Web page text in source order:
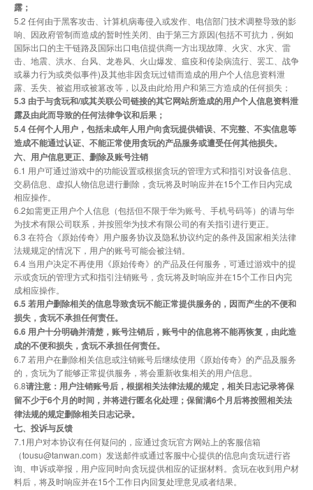
露；
5.2 任何由于黑客攻击、计算机病毒侵入或发作、电信部门技术调整导致的影
响、因政府管制而造成的暂时性关闭、由于第三方原因(包括不可抗力，例如
国际出口的主干链路及国际出口电信提供商一方出现故障、火灾、水灾、雷
击、地震、洪水、台风、龙卷风、火山爆发、瘟疫和传染病流行、罢工、战争
或暴力行为或类似事件)及其他非因贪玩过错而造成的用户个人信息资料泄
露、丢失、被盗用或被篡改等，以及由此给用户和第三方造成的任何损失；
5.3 由于与贪玩和/或其关联公司链接的其它网站所造成的用户个人信息资料泄
露及由此而导致的任何法律争议和后果；
5.4 任何个人用户，包括未成年人用户向贪玩提供错误、不完整、不实信息等
造成不能通过认证、不能正常使用贪玩的产品服务或遭受任何其他损失。
六、用户信息更正、删除及账号注销
6.1 用户可通过游戏中的功能设置或根据贪玩的管理方式和指引对设备信息、
交易信息、虚拟人物信息进行删除，贪玩将及时响应并在15个工作日内完成
相应操作。
6.2如需更正用户个人信息（包括但不限于华为账号、手机号码等）的请与华
为技术有限公司联系，并按照华为技术有限公司的有关指引进行更正。
6.3 在符合《原始传奇》用户服务协议及隐私协议约定的条件及国家相关法律
法规规定的情况下，用户的账号可能会被注销。
6.4 当用户决定不再使用《原始传奇》的产品及任何服务，可通过游戏中的提
示或贪玩的管理方式和指引注销账号，贪玩将及时响应并在15个工作日内完
成相应操作。
6.5 若用户删除相关的信息导致贪玩不能正常提供服务的，因而产生的不便和
损失，贪玩不承担任何责任。
6.6 用户十分明确并清楚，账号注销后，账号中的信息将不能再恢复，由此造
成的不便和损失，贪玩不承担任何责任。
6.7 若用户在删除相关信息或注销账号后继续使用《原始传奇》的产品及服务
的，贪玩为了能够正常提供服务，将会重新收集相关的用户信息。
6.8请注意：用户注销账号后，根据相关法律法规的规定，相关日志记录将保
留不少于6个月的时间，并将进行匿名化处理；保留满6个月后将按照相关法
律法规的规定删除相关日志记录。
七、投诉与反馈
7.1用户对本协议有任何疑问的，应通过贪玩官方网站上的客服信箱
（tousu@tanwan.com）发送邮件或通过客服中心提供的信息向贪玩进行咨
询、申诉或举报，用户应同时向贪玩提供相应的证据材料。贪玩在收到用户材
料后，将及时响应并在15个工作日内回复处理意见或者结果。